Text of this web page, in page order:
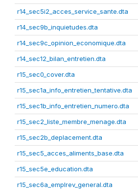
r14_sec5i2_acces_service_sante.dta
r14_sec9b_inquietudes.dta
r14_sec9c_opinion_economique.dta
r14_sec12_bilan_entretien.dta
r15_sec0_cover.dta
r15_sec1a_info_entretien_tentative.dta
r15_sec1b_info_entretien_numero.dta
r15_sec2_liste_membre_menage.dta
r15_sec2b_deplacement.dta
r15_sec5_acces_aliments_base.dta
r15_sec5e_education.dta
r15_sec6a_emplrev_general.dta